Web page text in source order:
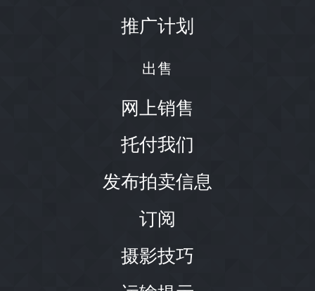
推广计划
出售
网上销售
托付我们
发布拍卖信息
订阅
摄影技巧